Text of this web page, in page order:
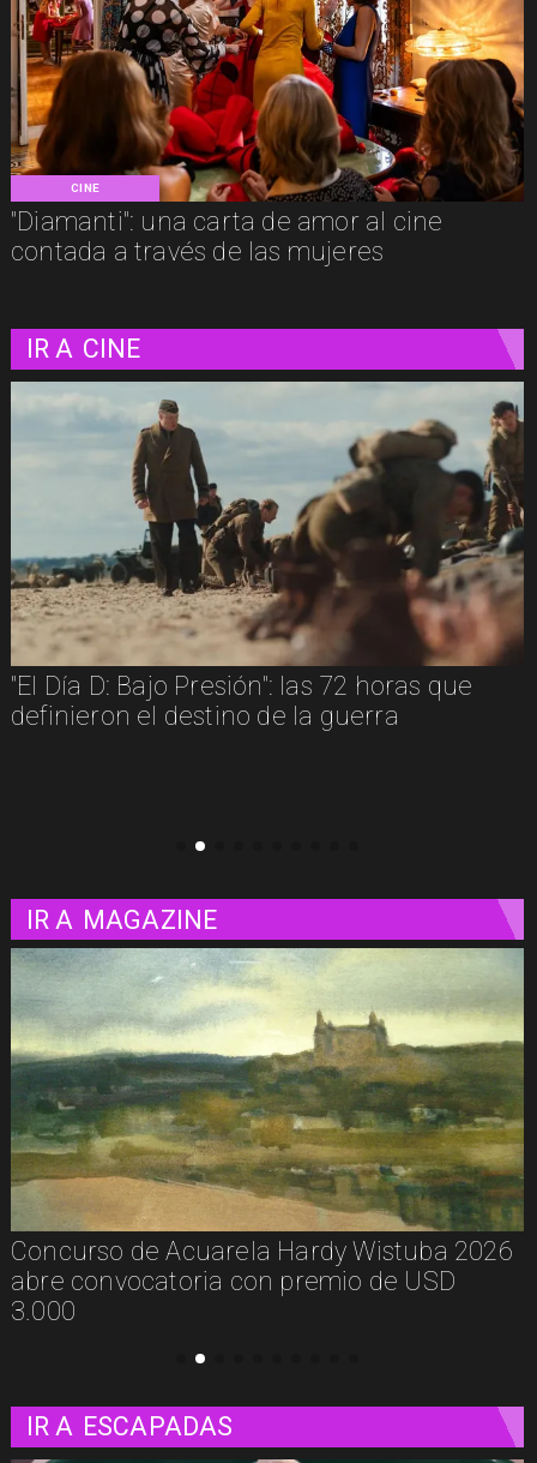
CINE
"Diamanti": una carta de amor al cine
contada a través de las mujeres
IR A CINE
"Diamanti": una carta de amor al cine
contada a través de las mujeres
IR A MAGAZINE
Hardy Wistuba 2026
premio de USD
De la calle a los
presenta Psicología
IR A ESCAPADAS